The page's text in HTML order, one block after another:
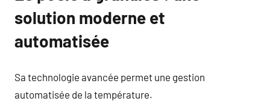
solution moderne et
automatisée
Sa technologie avancée permet une gestion
automatisée de la température.